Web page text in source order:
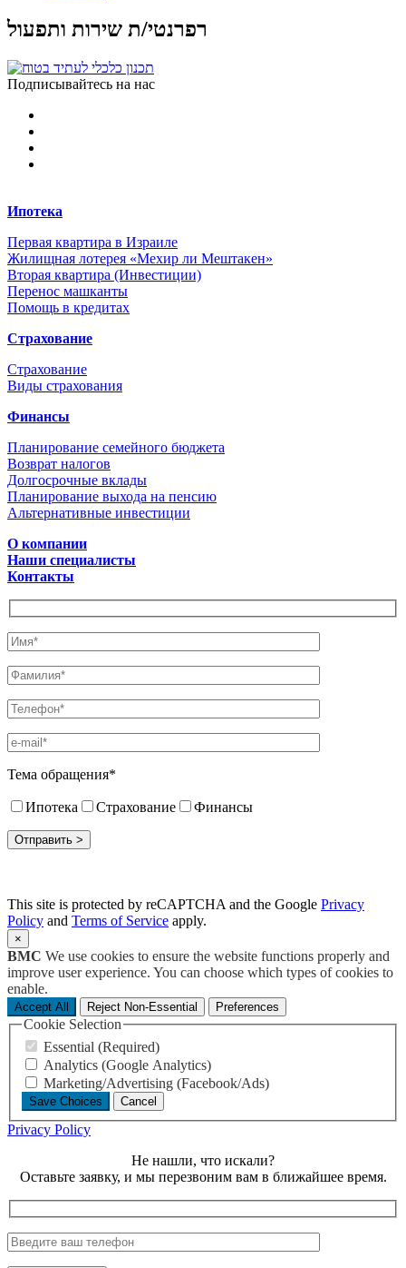
רפרנטי/ת שירות ותפעול
Подписывайтесь на нас
Ипотека
Первая квартира в Израиле
Жилищная лотерея «Мехир ли Мештакен»
Вторая квартира (Инвестиции)
Перенос машканты
Помощь в кредитах
Страхование
Страхование
Виды страхования
Финансы
Планирование семейного бюджета
Возврат налогов
Долгосрочные вклады
Планирование выхода на пенсию
Альтернативные инвестиции
О компании
Наши специалисты
Контакты
Тема обращения*
Ипотека Страхование Финансы
This site is protected by reCAPTCHA and the Google Privacy
Policy and Terms of Service apply.
×
BMC We use cookies to ensure the website functions properly and
improve user experience. You can choose which types of cookies to
enable.
Accept All Reject Non-Essential Preferences
Cookie Selection
Essential (Required)
Analytics (Google Analytics)
Marketing/Advertising (Facebook/Ads)
Save Choices Cancel
Privacy Policy
Не нашли, что искали?
Оставьте заявку, и мы перезвоним вам в ближайшее время.